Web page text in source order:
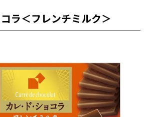
ラ＜フレンチミルク＞